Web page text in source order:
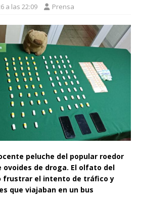
a las 22:09 Prensa
peluche del popular roedor
ovoides de droga. El olfato del
frustrar el intento de tráfico y
que viajaban en un bus